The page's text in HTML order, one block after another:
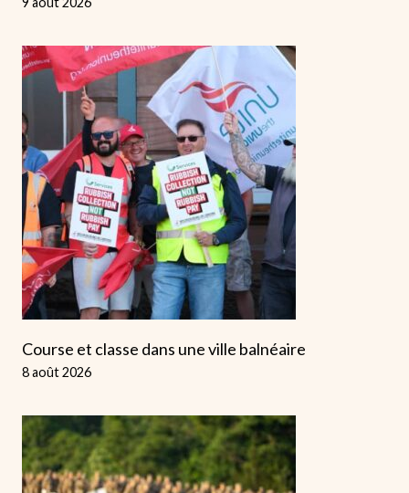
Course et classe dans une ville balnéaire
8 août 2026